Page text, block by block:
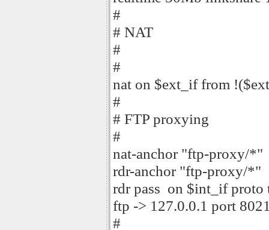
#
# NAT
#
#
nat on $ext_if from
#
# FTP proxying
#
nat-anchor "ftp-proxy/*"
rdr-anchor "ftp-proxy/*"
rdr pass on $int_if proto
ftp -> 127.0.0.1 port
#